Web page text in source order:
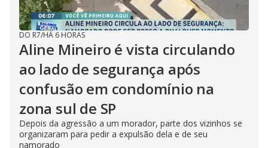
DO R7/HÁ 6 HORAS
Aline Mineiro é vista circulando
ao lado de segurança após
confusão em condomínio na
zona sul de SP
Depois da agressão a um morador, parte dos vizinhos se
organizaram para pedir a expulsão dela e de seu
namorado